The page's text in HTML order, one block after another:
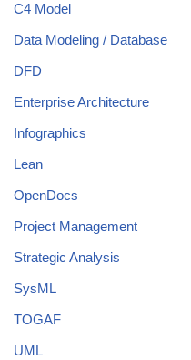
C4 Model
Data Modeling / Database
DFD
Enterprise Architecture
Infographics
Lean
OpenDocs
Project Management
Strategic Analysis
SysML
TOGAF
UML